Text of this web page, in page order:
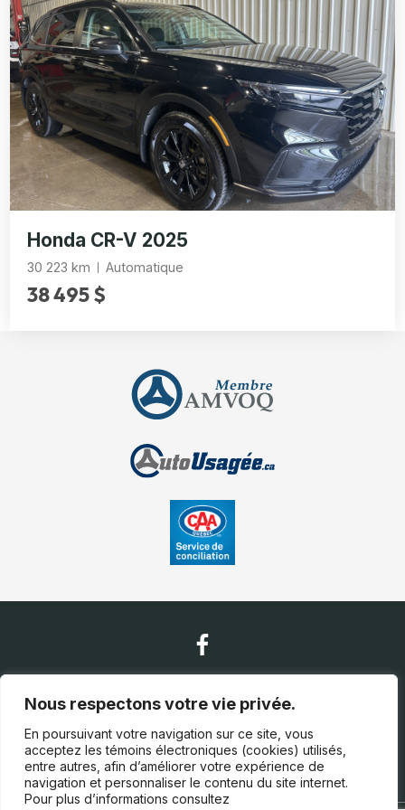
Nous respectons votre vie privée.
En poursuivant votre navigation sur ce site, vous
acceptez les témoins électroniques (cookies) utilisés,
entre autres, afin d’améliorer votre expérience de
navigation et personnaliser le contenu du site internet.
Pour plus d’informations consultez
Honda CR-V 2025
30 223 km Automatique
38 495 $
Nous contacter
(819) 663-5888